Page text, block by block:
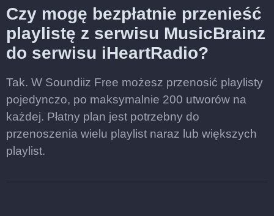
Czy mogę bezpłatnie przenieść
playlistę z serwisu MusicBrainz
do serwisu iHeartRadio?
Tak. W Soundiiz Free możesz przenosić playlisty
pojedynczo, po maksymalnie 200 utworów na
każdej. Płatny plan jest potrzebny do
przenoszenia wielu playlist naraz lub większych
playlist.